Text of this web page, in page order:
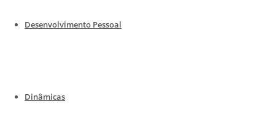
Desenvolvimento Pessoal
Dinâmicas